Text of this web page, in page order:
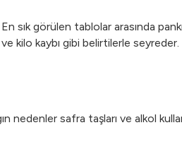
sık görülen tablolar arasında
kilo kaybı gibi belirtilerle
nedenler safra taşları ve alkol